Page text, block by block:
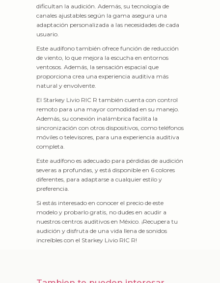
dificultan la audición. Además, su tecnología de
canales ajustables según la gama asegura una
adaptación personalizada a las necesidades de cada
usuario.
Este audífono también ofrece función de reducción
de viento, lo que mejora la escucha en entornos
ventosos. Además, la sensación espacial que
proporciona crea una experiencia auditiva más
natural y envolvente.
El Starkey Livio RIC R también cuenta con control
remoto para una mayor comodidad en su manejo.
Además, su conexión inalámbrica facilita la
sincronización con otros dispositivos, como teléfonos
móviles o televisores, para una experiencia auditiva
completa.
Este audífono es adecuado para pérdidas de audición
severas a profundas, y está disponible en 6 colores
diferentes, para adaptarse a cualquier estilo y
preferencia.
Si estás interesado en conocer el precio de este
modelo y probarlo gratis, no dudes en acudir a
nuestros centros auditivos en México. ¡Recupera tu
audición y disfruta de una vida llena de sonidos
increíbles con el Starkey Livio RIC R!